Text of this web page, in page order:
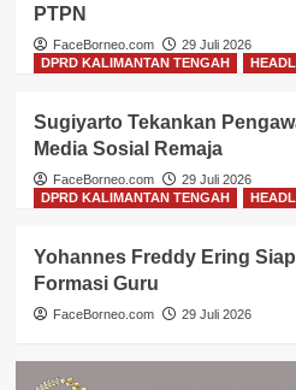
PTPN
FaceBorneo.com
29 Juli 2026
DPRD KALIMANTAN TENGAH
Sugiyarto Tekankan
Media Sosial Remaja
FaceBorneo.com
29 Juli 2026
DPRD KALIMANTAN TENGAH
Yohannes Freddy Ering
Formasi Guru
FaceBorneo.com 29 Juli 2026